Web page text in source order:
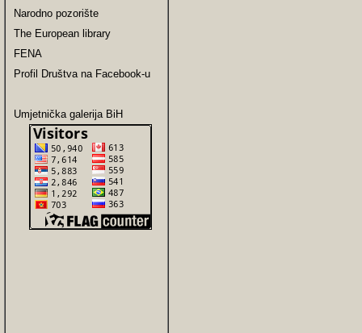
Narodno pozorište
The European library
FENA
Profil Društva na Facebook-u
Umjetnička galerija BiH